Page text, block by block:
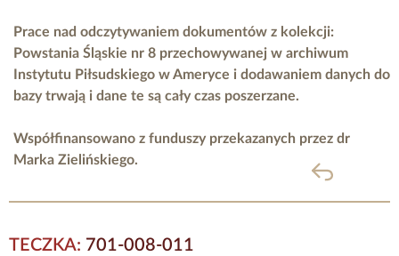
Prace nad odczytywaniem dokumentów z kolekcji:
Powstania Śląskie nr 8 przechowywanej w archiwum
Instytutu Piłsudskiego w Ameryce i dodawaniem danych do
bazy trwają i dane te są cały czas poszerzane.
Współfinansowano z funduszy przekazanych przez dr
Marka Zielińskiego.
powrót
TECZKA: 701-008-011